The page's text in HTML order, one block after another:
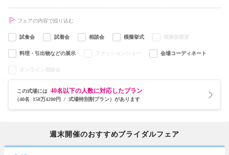
フェアの内容で絞り込む
試食会 試着会 相談会 模擬挙式 模擬披露宴
料理・引出物などの展示 ファッションショー 会場コーディネート
オンライン相談会
この式場には 40名以下の人数に対応したプラン
（40名 158万4200円 / 式場特別割プラン）があります
週末開催のおすすめブライダルフェア